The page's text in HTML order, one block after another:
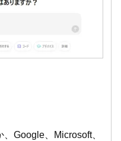
Google、Microsoft、